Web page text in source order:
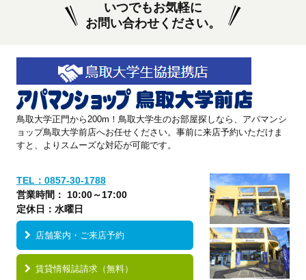
いつでもお気軽に
お問い合わせください。
鳥取大学正門から200m！鳥取大学生のお部屋探しなら、アパマンシ
ョップ鳥取大学前店へお任せください。事前に来店予約いただけま
すと、よりスムーズな対応が可能です。
TEL：0857-30-1788
営業時間： 10:00～17:00
定休日：水曜日
店舗案内・ご来店予約
賃貸情報誌請求（無料）